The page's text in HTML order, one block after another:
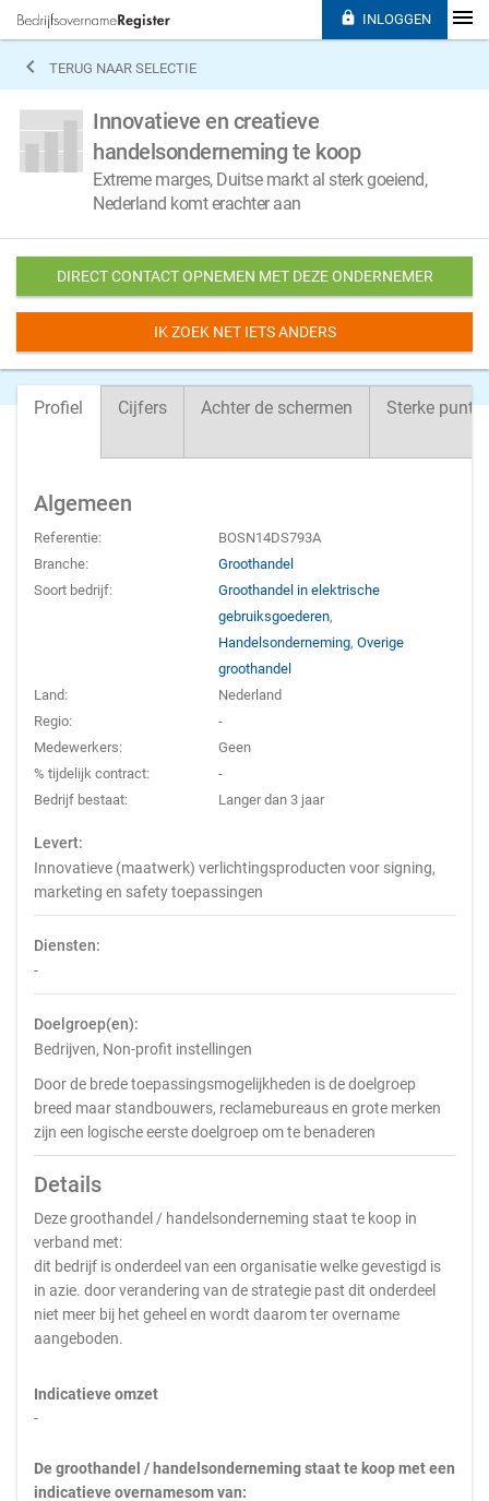
 TERUG NAAR SELECTIE
Innovatieve en creatieve
handelsonderneming te koop
Extreme marges, Duitse markt al sterk goeiend,
Nederland komt erachter aan
DIRECT CONTACT OPNEMEN MET DEZE ONDERNEMER
IK ZOEK NET IETS ANDERS
Profiel Cijfers Achter de schermen Sterke
Algemeen
Referentie:
BOSN14DS793A
Branche:
Groothandel
Soort bedrijf:
Groothandel in elektrische
gebruiksgoederen,
Handelsonderneming,Overige
groothandel
Land:
Nederland
Regio:
-
Medewerkers:
Geen
% tijdelijk contract:
-
Bedrijf bestaat:
Langer dan 3 jaar
Levert:
Innovatieve (maatwerk) verlichtingsproducten voor signing,
marketing en safety toepassingen
Diensten:
-
Doelgroep(en):
Bedrijven, Non-profit instellingen
Door de brede toepassingsmogelijkheden is de doelgroep
breed maar standbouwers, reclamebureaus en grote merken
zijn een logische eerste doelgroep om te benaderen
Details
Deze groothandel / handelsonderneming staat te koop in
verband met:
dit bedrijf is onderdeel van een organisatie welke gevestigd is
in azie. door verandering van de strategie past dit onderdeel
niet meer bij het geheel en wordt daarom ter overname
aangeboden.
Indicatieve omzet
-
De groothandel / handelsonderneming staat te koop met een
indicatieve overnamesom van:
 INLOGGEN